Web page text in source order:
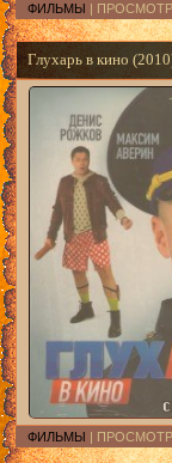
ФИЛЬМЫ |
Глухарь в кино
ФИЛЬМЫ |